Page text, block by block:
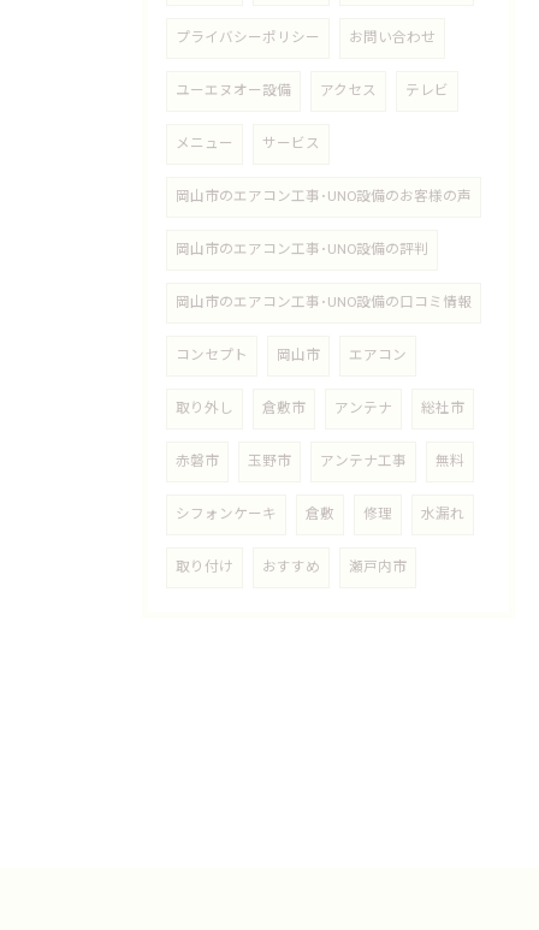
プライバシーポリシー お問い合わせ
ユーエヌオー設備 アクセス テレビ
メニュー サービス
岡山市のエアコン工事･UNO設備のお客様の声
岡山市のエアコン工事･UNO設備の評判
岡山市のエアコン工事･UNO設備の口コミ情報
コンセプト 岡山市 エアコン
取り外し 倉敷市 アンテナ 総社市
赤磐市 玉野市 アンテナ工事 無料
シフォンケーキ 倉敷 修理 水漏れ
取り付け おすすめ 瀬戸内市